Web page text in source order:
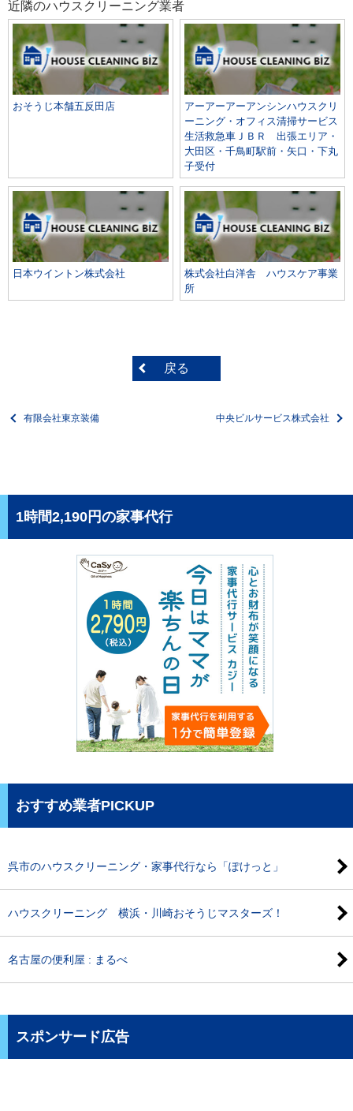
近隣のハウスクリーニング業者
おそうじ本舗五反田店
アーアーアーアンシンハウスクリ
ーニング・オフィス清掃サービス
生活救急車ＪＢＲ 出張エリア・
大田区・千鳥町駅前・矢口・下丸
子受付
日本ウイントン株式会社
株式会社白洋舎 ハウスケア事業
所
戻る
有限会社東京装備 中央ビルサービス株式会社
1時間2,190円の家事代行
おすすめ業者PICKUP
呉市のハウスクリーニング・家事代行なら「ぽけっと」
ハウスクリーニング 横浜・川崎おそうじマスターズ！
名古屋の便利屋 : まるべ
スポンサード広告